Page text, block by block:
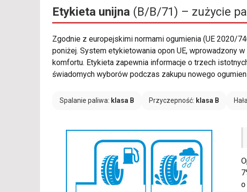
Etykieta unijna (B/B/71) – zużycie
Zgodnie z europejskimi normami ogumienia (UE 2020/
poniżej. System etykietowania opon UE, wprowadzony
komfortu. Etykieta zapewnia informacje o trzech
świadomych wyborów podczas zakupu nowego
Spalanie paliwa: klasa B Przyczepność: klasa B
o